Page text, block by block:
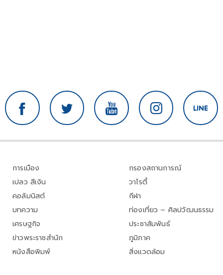
การเมือง
เปลว สีเงิน
คอลัมนิสต์
บทความ
เศรษฐกิจ
ข่าวพระราชสำนัก
หนังสือพิมพ์
กรองสถานการณ์
วาไรตี้
กีฬา
ท่องเที่ยว – ศิลปวัฒนธรรม
ประชาสัมพันธ์
ภูมิภาค
สิ่งแวดล้อม